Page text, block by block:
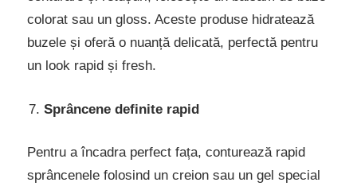
colorat sau un gloss. Aceste produse hidratează
buzele și oferă o nuanță delicată, perfectă pentru
un look rapid și fresh.
Sprâncene definite rapid
Pentru a încadra perfect fața, conturează rapid
sprâncenele folosind un creion sau un gel special